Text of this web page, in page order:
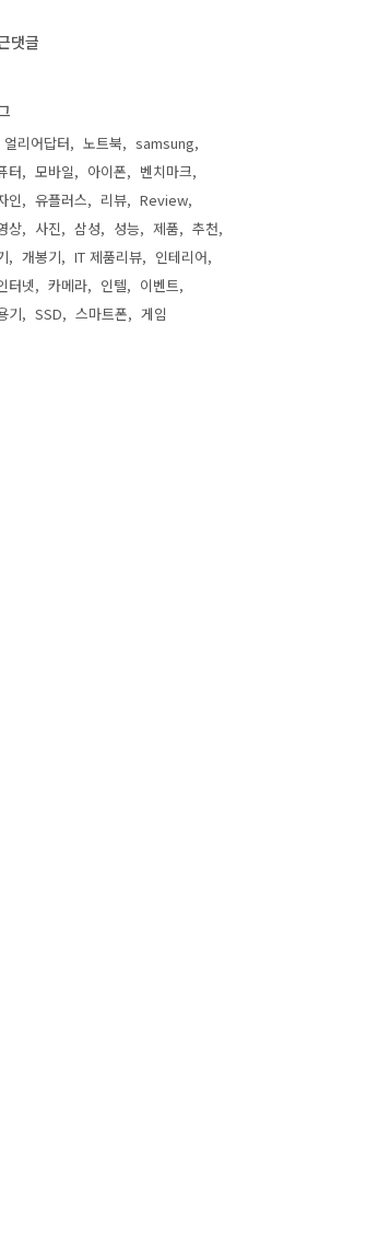
댓글
얼리어답터 노트북
samsung
터
모바일 아이폰
벤치마크
인
유플러스 리뷰
Review
상
사진 삼성 성능 제품
추천
개봉기 IT 제품리뷰
인테리어
터넷
카메라 인텔
이벤트
기
SSD 스마트폰 게임